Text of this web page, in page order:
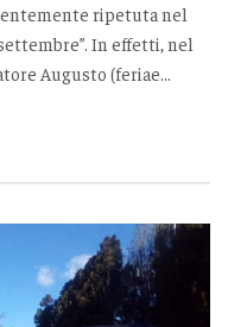
ripetuta nel
In effetti, nel
Augusto (feriae...